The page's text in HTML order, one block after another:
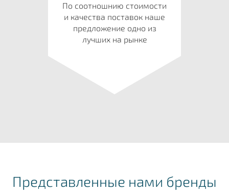
По соотношнию стоимости
и качества поставок наше
предложение одно из
лучших на рынке
Представленные нами бренды